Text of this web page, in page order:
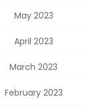
May 2023
April 2023
March 2023
February 2023